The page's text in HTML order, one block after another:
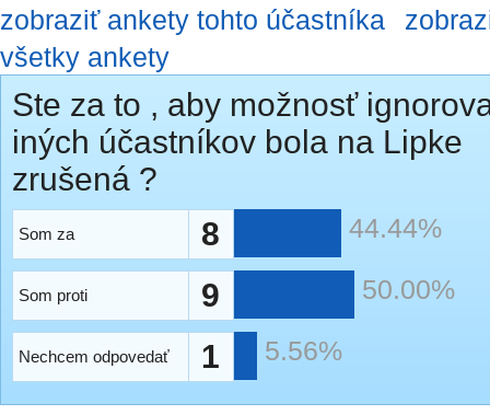
zobraziť ankety tohto účastníka
všetky ankety
Ste za to , aby možnosť
iných účastníkov bola na Lipke
zrušená ?
Som za 8 44.44%
Som proti 9 50.00%
Nechcem odpovedať 1 5.56%